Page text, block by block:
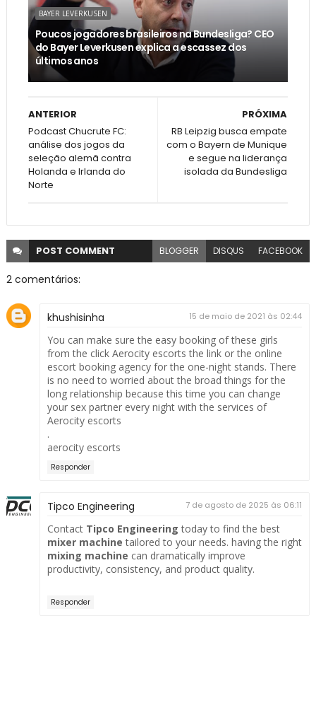
BAYER LEVERKUSEN
Poucos jogadores brasileiros na Bundesliga? CEO
do Bayer Leverkusen explica a escassez dos
últimos anos
PRÓXIMA
RB Leipzig busca empate
com o Bayern de Munique
e segue na liderança
isolada da Bundesliga
ANTERIOR
Podcast Chucrute FC:
análise dos jogos da
seleção alemã contra
Holanda e Irlanda do
Norte
POST COMMENT BLOGGER DISQUS FACEBOOK
2 comentários:
khushisinha 15 de maio de 2021 às 02:44
You can make sure the easy booking of these girls
from the click Aerocity escorts the link or the online
escort booking agency for the one-night stands. There
is no need to worried about the broad things for the
long relationship because this time you can change
your sex partner every night with the services of
Aerocity escorts
.
aerocity escorts
Responder
Tipco Engineering 7 de agosto de 2025 às 06:11
Contact Tipco Engineering today to find the best
mixer machine tailored to your needs. having the right
mixing machine can dramatically improve
productivity, consistency, and product quality.
Responder